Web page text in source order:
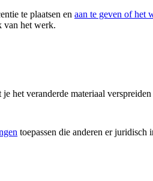
te plaatsen en aan te geven of het
van het werk.
het veranderde materiaal
toepassen die anderen er juridisch